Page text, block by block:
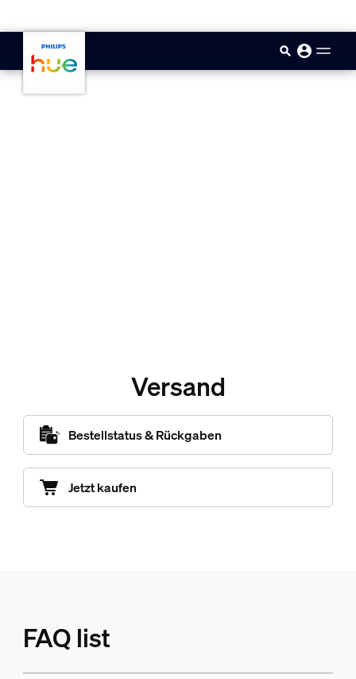
Versand
Bestellstatus & Rückgaben
Jetzt kaufen
FAQ list